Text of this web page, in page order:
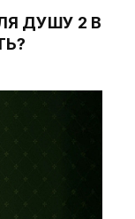
ДУШУ 2 В